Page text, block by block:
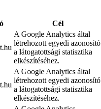
Cél
A Google Analytics által
létrehozott egyedi azonosító
a látogatottsági statisztika
elkészítéséhez.
A Google Analytics által
létrehozott egyedi azonosító
a látogatottsági statisztika
elkészítéséhez.